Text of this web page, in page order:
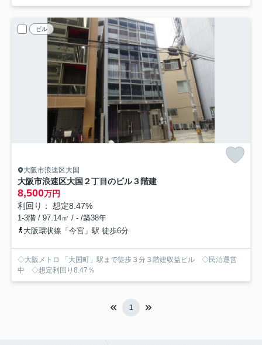
ビル
大阪市浪速区大国
大阪市浪速区大国２丁目のビル３階建
8,500万円
利回り： 想定8.47%
1-3階 / 97.14㎡ / - /築38年
大阪環状線「今宮」駅 徒歩6分
◇大阪メトロ 「大国町」駅まで徒歩３分３階建収益ビル ◇民泊運営
中 ◇想定利回り8.47％
1